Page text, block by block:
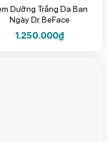
Dưỡng Trắng Da Ban
Ngày Dr. BeFace
1.250.000₫